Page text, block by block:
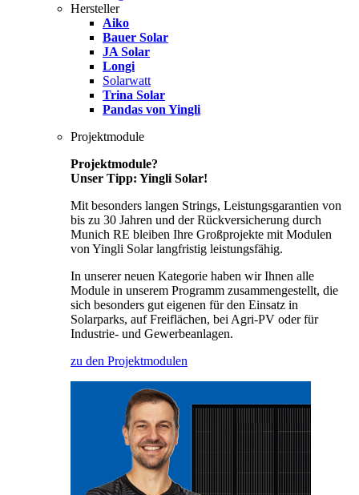
Hersteller
Aiko
Bauer Solar
JA Solar
Longi
Solarwatt
Trina Solar
Pandas von Yingli
Projektmodule
Projektmodule?
Unser Tipp: Yingli Solar!
Mit besonders langen Strings, Leistungsgarantien von
bis zu 30 Jahren und der Rückversicherung durch
Munich RE bleiben Ihre Großprojekte mit Modulen
von Yingli Solar langfristig leistungsfähig.
In unserer neuen Kategorie haben wir Ihnen alle
Module in unserem Programm zusammengestellt, die
sich besonders gut eigenen für den Einsatz in
Solarparks, auf Freiflächen, bei Agri-PV oder für
Industrie- und Gewerbeanlagen.
zu den Projektmodulen